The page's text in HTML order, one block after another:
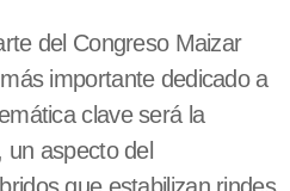
del Congreso Maizar
importante dedicado a
clave será la
un aspecto del